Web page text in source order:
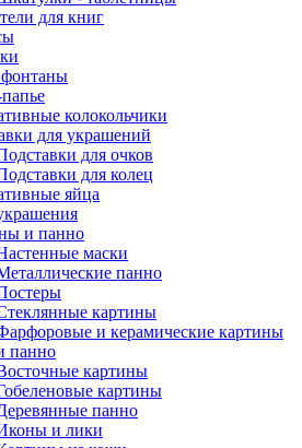
для книг
колокольчики
для украшений
для очков
для колец
яйца
и панно
маски
панно
картины
и керамические картины
панно
картины
картины
панно
и лики